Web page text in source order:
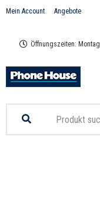
Mein Account Angebote
Öffnungszeiten: